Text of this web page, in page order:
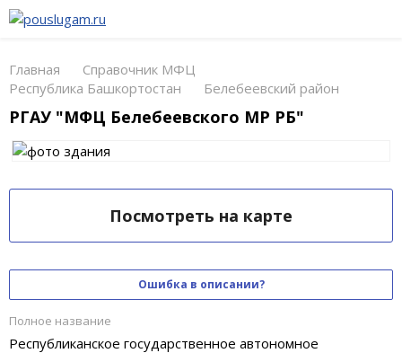
Главная
Справочник МФЦ
Республика Башкортостан
Белебеевский район
РГАУ "МФЦ Белебеевского МР РБ"
Посмотреть на карте
Ошибка в описании?
Полное название
Республиканское государственное автономное